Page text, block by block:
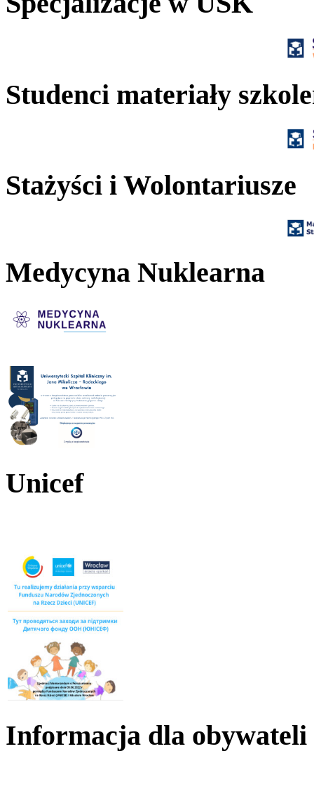
Studenci materiały
Stażyści i Wolontariusze
Medycyna Nuklearna
Unicef
Informacja dla